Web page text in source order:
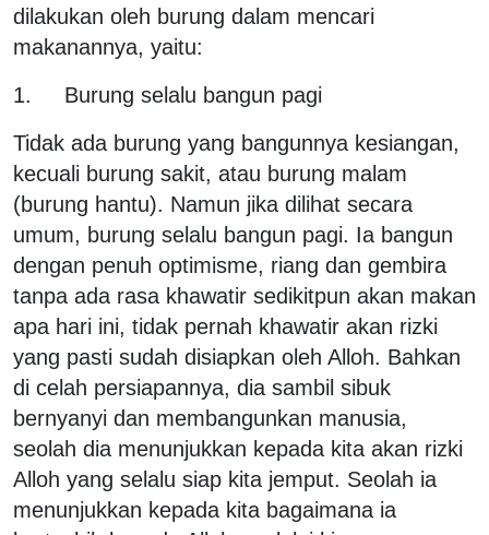
dilakukan oleh burung dalam mencari
makanannya, yaitu:
1. Burung selalu bangun pagi
Tidak ada burung yang bangunnya kesiangan,
kecuali burung sakit, atau burung malam
(burung hantu). Namun jika dilihat secara
umum, burung selalu bangun pagi. Ia bangun
dengan penuh optimisme, riang dan gembira
tanpa ada rasa khawatir sedikitpun akan makan
apa hari ini, tidak pernah khawatir akan rizki
yang pasti sudah disiapkan oleh Alloh. Bahkan
di celah persiapannya, dia sambil sibuk
bernyanyi dan membangunkan manusia,
seolah dia menunjukkan kepada kita akan rizki
Alloh yang selalu siap kita jemput. Seolah ia
menunjukkan kepada kita bagaimana ia